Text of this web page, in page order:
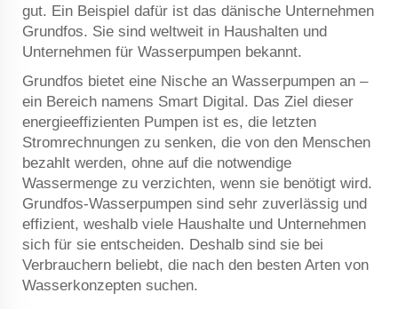
gut. Ein Beispiel dafür ist das dänische Unternehmen
Grundfos. Sie sind weltweit in Haushalten und
Unternehmen für Wasserpumpen bekannt.
Grundfos bietet eine Nische an Wasserpumpen an –
ein Bereich namens Smart Digital. Das Ziel dieser
energieeffizienten Pumpen ist es, die letzten
Stromrechnungen zu senken, die von den Menschen
bezahlt werden, ohne auf die notwendige
Wassermenge zu verzichten, wenn sie benötigt wird.
Grundfos-Wasserpumpen sind sehr zuverlässig und
effizient, weshalb viele Haushalte und Unternehmen
sich für sie entscheiden. Deshalb sind sie bei
Verbrauchern beliebt, die nach den besten Arten von
Wasserkonzepten suchen.